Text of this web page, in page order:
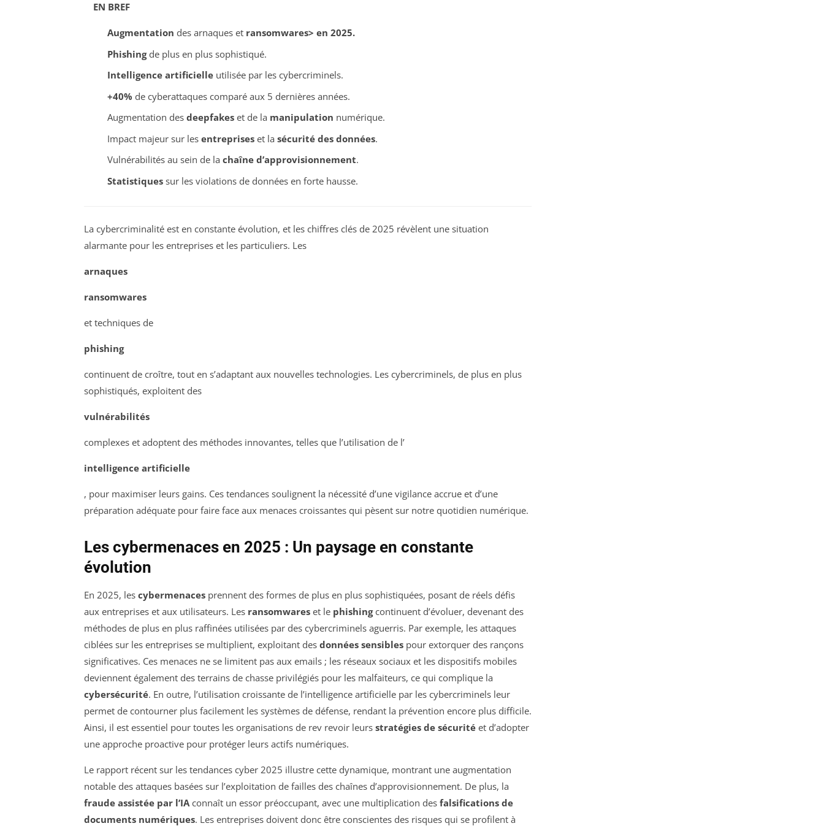
EN BREF
Augmentation des arnaques et ransomwares> en 2025.
Phishingde plus en plus sophistiqué.
Intelligence artificielleutilisée par les cybercriminels.
+40% de cyberattaques comparé aux 5 dernières années.
Augmentation des deepfakeset de la manipulation numérique.
Impact majeur sur les entrepriseset la sécurité des données.
Vulnérabilités au sein de la chaîne d’approvisionnement.
Statistiquessur les violations de données en forte hausse.
La cybercriminalité est en constante évolution, et les chiffres clés de 2025 révèlent une situation
alarmante pour les entreprises et les particuliers. Les
arnaques
ransomwares
et techniques de
phishing
continuent de croître, tout en s’adaptant aux nouvelles technologies. Les cybercriminels, de plus en plus
sophistiqués, exploitent des
vulnérabilités
complexes et adoptent des méthodes innovantes, telles que l’utilisation de l’
intelligence artificielle
, pour maximiser leurs gains. Ces tendances soulignent la nécessité d’une vigilance accrue et d’une
préparation adéquate pour faire face aux menaces croissantes qui pèsent sur notre quotidien numérique.
Les cybermenaces en 2025 : Un paysage en constante
évolution
En 2025, les cybermenaces prennent des formes de plus en plus sophistiquées, posant de réels défis
aux entreprises et aux utilisateurs. Les ransomwares et le phishingcontinuent d’évoluer, devenant des
méthodes de plus en plus raffinées utilisées par des cybercriminels aguerris. Par exemple, les attaques
ciblées sur les entreprises se multiplient, exploitant des données sensibles pour extorquer des rançons
significatives. Ces menaces ne se limitent pas aux emails ; les réseaux sociaux et les dispositifs mobiles
deviennent également des terrains de chasse privilégiés pour les malfaiteurs, ce qui complique la
cybersécurité. En outre, l’utilisation croissante de l’intelligence artificielle par les cybercriminels leur
permet de contourner plus facilement les systèmes de défense, rendant la prévention encore plus difficile.
Ainsi, il est essentiel pour toutes les organisations de rev revoir leurs stratégies de sécurité et d’adopter
une approche proactive pour protéger leurs actifs numériques.
Le rapport récent sur les tendances cyber 2025 illustre cette dynamique, montrant une augmentation
notable des attaques basées sur l’exploitation de failles des chaînes d’approvisionnement. De plus, la
fraude assistée par l’IA connaît un essor préoccupant, avec une multiplication des falsifications de
documents numériques. Les entreprises doivent donc être conscientes des risques qui se profilent à